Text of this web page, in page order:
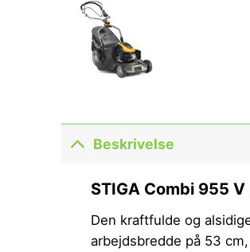
Beskrivelse
STIGA Combi 955
Den kraftfulde og
arbejdsbredde på 53